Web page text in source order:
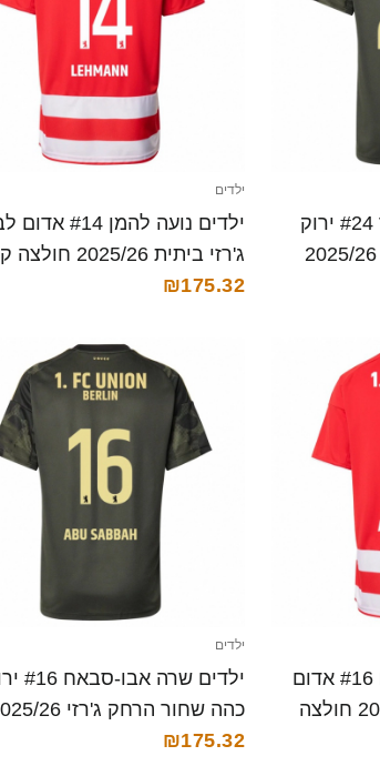
ילדים פאטמה סאקאר #24 ירוק
כהה שחור הרחק ג'רזי 2025/26
ילדים
ילדים נועה להמן #14
ג'רזי ביתית 2025/26 חולצה קצרה
₪175.32
ילדים שרה אבו-סבאח #16 אדום
לבן ג'רזי ביתית 2025/26 חולצה
ילדים
ילדים שרה
כהה שחור הרחק ג'רזי
חולצה קצרה
₪175.32